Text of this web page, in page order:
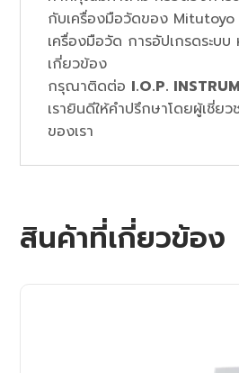
กับเครื่องมือวัดของ Mitutoyo
เครื่องมือวัด การอัปเกรดระบ
เกี่ยวข้อง
กรุณาติดต่อ I.O.P.
เรายินดีให้คำปรึกษาโดยผู้เชี่ย
ของเรา
สินค้าที่เกี่ยวข้อง